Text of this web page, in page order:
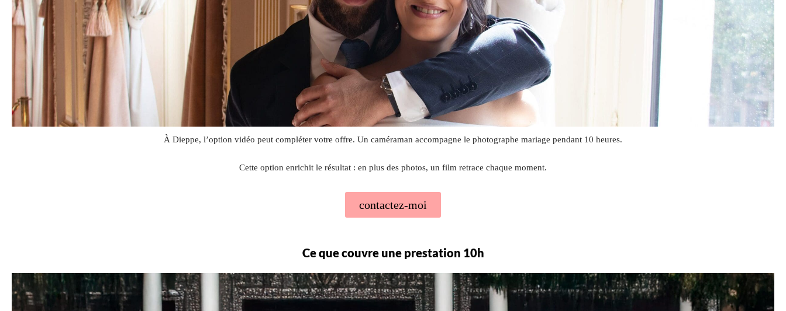
À Dieppe, l’option vidéo peut compléter votre offre. Un caméraman accompagne le photographe mariage pendant 10 heures.
Cette option enrichit le résultat : en plus des photos, un film retrace chaque moment.
contactez-moi
Ce que couvre une prestation 10h